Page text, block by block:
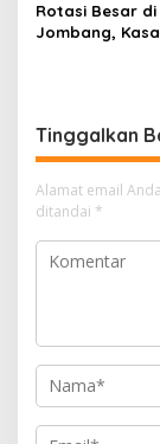
Rotasi Besar di
Jombang,
Tinggalkan
Alamat email
ditandai *